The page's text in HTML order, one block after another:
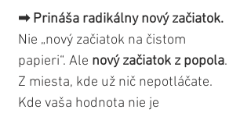
➡ Prináša radikálny nový začiatok.
Nie „nový začiatok na čistom
papieri“. Ale nový začiatok z popola.
Z miesta, kde už nič nepotláčate.
Kde vaša hodnota nie je